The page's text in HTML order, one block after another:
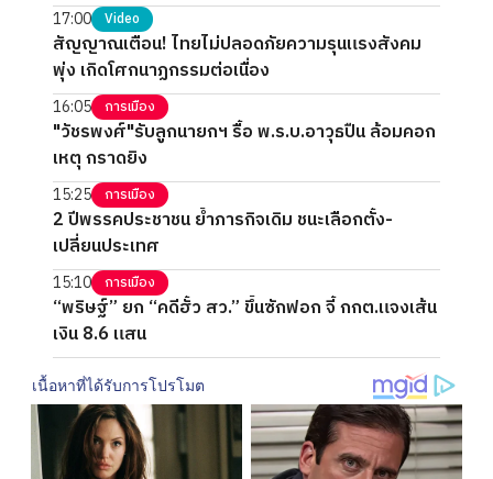
17:00 Video
สัญญาณเตือน! ไทยไม่ปลอดภัยความรุนแรงสังคม
พุ่ง เกิดโศกนาฏกรรมต่อเนื่อง
16:05 การเมือง
"วัชรพงศ์"รับลูกนายกฯ รื้อ พ.ร.บ.อาวุธปืน ล้อมคอก
เหตุ กราดยิง
15:25 การเมือง
2 ปีพรรคประชาชน ย้ำภารกิจเดิม ชนะเลือกตั้ง-
เปลี่ยนประเทศ
15:10 การเมือง
“พริษฐ์” ยก “คดีฮั้ว สว.” ขึ้นซักฟอก จี้ กกต.แจงเส้น
เงิน 8.6 แสน